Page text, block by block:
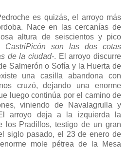
es quizás, el arroyo más
Nace en las cercanías de
altura de seiscientos y pico
CastriPicón son las dos cotas
de la ciudad-. El arroyo discurre
Salmerón o Sofía y la Huerta de
una casilla abandona con
cruzó, dejando una enorme
luego continúa por el camino de
viniendo de Navalagrulla y
arroyo deja a la izquierda la
los Pradillos, testigo de un gran
siglo pasado, el 23 de enero de
mole pétrea de la Mesa